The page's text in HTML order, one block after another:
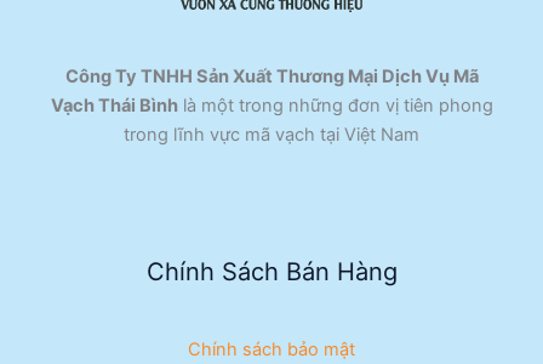
Công Ty TNHH Sản Xuất Thương Mại Dịch Vụ Mã
Vạch Thái Bìnhlà một trong những đơn vị tiên phong
trong lĩnh vực mã vạch tại Việt Nam
Chính Sách Bán Hàng
Chính sách bảo mật